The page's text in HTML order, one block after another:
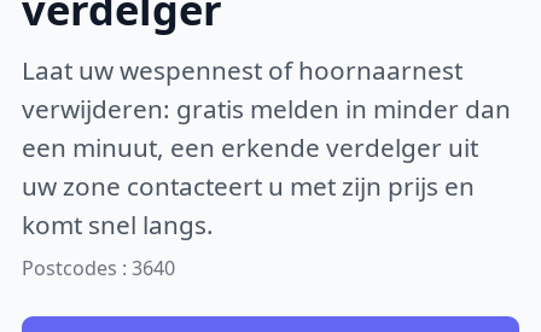
Laat uw wespennest of hoornaarnest
verwijderen: gratis melden in minder dan
een minuut, een erkende verdelger uit
uw zone contacteert u met zijn prijs en
komt snel langs.
Postcodes : 3640